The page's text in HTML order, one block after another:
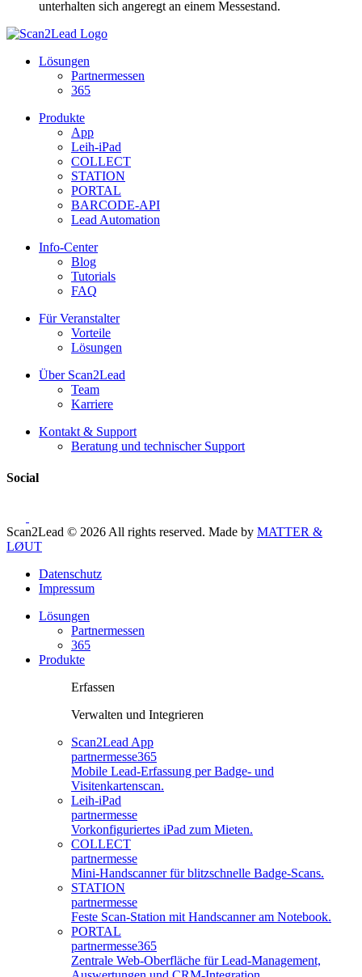
Lösungen
Partnermessen
365
Produkte
App
Leih-iPad
COLLECT
STATION
PORTAL
BARCODE-API
Lead Automation
Info-Center
Blog
Tutorials
FAQ
Für Veranstalter
Vorteile
Lösungen
Über Scan2Lead
Team
Karriere
Kontakt & Support
Beratung und technischer Support
Social
Scan2Lead © 2026 All rights reserved. Made by MATTER &
LØUT
Datenschutz
Impressum
Lösungen
Partnermessen
365
Produkte
Erfassen
Verwalten und Integrieren
Scan2Lead App
partnermesse365
Mobile Lead-Erfassung per Badge- und
Visitenkartenscan.
Leih-iPad
partnermesse
Vorkonfiguriertes iPad zum Mieten.
COLLECT
partnermesse
Mini-Handscanner für blitzschnelle Badge-Scans.
STATION
partnermesse
Feste Scan-Station mit Handscanner am Notebook.
PORTAL
partnermesse365
Zentrale Web-Oberfläche für Lead-Management,